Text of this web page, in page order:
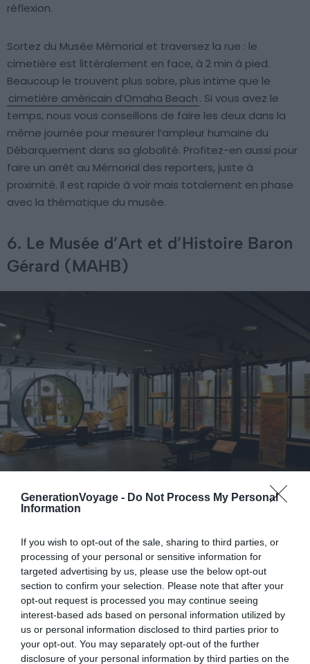
GenerationVoyage - Do Not Process My Personal
Information
If you wish to opt-out of the sale, sharing to third parties, or
processing of your personal or sensitive information for
targeted advertising by us, please use the below opt-out
section to confirm your selection. Please note that after your
opt-out request is processed you may continue seeing
interest-based ads based on personal information utilized by
us or personal information disclosed to third parties prior to
your opt-out. You may separately opt-out of the further
disclosure of your personal information by third parties on the
réflexion.
Sortez du Musée Mémorial et traversez la rue : le
cimetière est littéralement en face, à 2 min à pied.
Beaucoup le trouvent plus sobre, plus intime que le
cimetière américain d’Omaha Beach. Si vous avez le
temps, nous vous conseillons de faire les deux dans la
même journée pour mesurer l’ampleur humaine du
Débarquement dans sa globalité. Profitez-en aussi pour
faire un arrêt au Mémorial des reporters, juste à
proximité. Il est rapide à voir mais totalement en phase
avec la thématique du musée.
6. Le Musée d’Art et d’Histoire Baron
Gérard (MAHB)
Crédit photo : Wikimédia – Chatsam
Le MAHB attire moins les foules que la Tapisserie, une
erreur à nos yeux. Installé dans l’ancien palais épiscopal,
le bâtiment associe architecture médiévale et
extensions contemporaines en verre avec une vraie
cohérence.Le parcours dévoile 800 pièces de porcelaine
de Bayeux du XIXe siècle et une collection pointue de